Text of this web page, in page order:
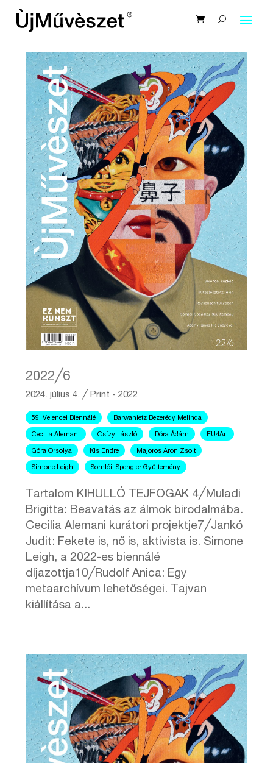
2022╱6
2024. július 4. ╱ Print - 2022
59. Velencei Biennálé Barwanietz Bezerédy Melinda
Cecilia Alemani Csízy László Dóra Ádám EU4Art
Góra Orsolya Kis Endre Majoros Áron Zsolt
Simone Leigh Somlói–Spengler Gyűjtemény
Tartalom KIHULLÓ TEJFOGAK 4╱Muladi
Brigitta: Beavatás az álmok birodalmába.
Cecilia Alemani kurátori projektje7╱Jankó
Judit: Fekete is, nő is, aktivista is. Simone
Leigh, a 2022-es biennálé
díjazottja10╱Rudolf Anica: Egy
metaarchívum lehetőségei. Tajvan
kiállítása a...